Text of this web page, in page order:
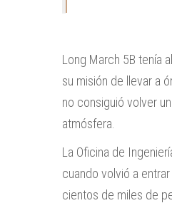
Long March 5B tenía
su misión de llevar a
no consiguió volver
atmósfera.
La Oficina de
cuando volvió a
cientos de miles de